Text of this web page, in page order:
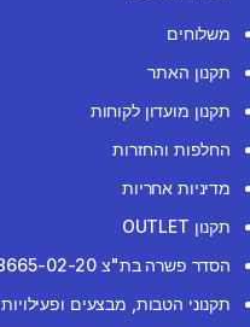
משלוחים
תקנון האתר
תקנון מועדון לקוחות
החלפות והחזרות
מדיניות אחריות
תקנון OUTLET
הסדר פשרה בת"צ 18665-02-20
תקנוני הטבות, מבצעים ופעילויות